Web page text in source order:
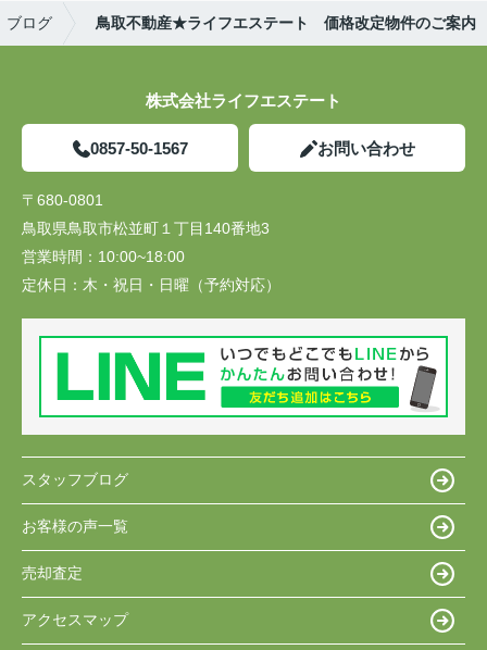
ブログ 鳥取不動産★ライフエステート 価格改定物件のご案内
株式会社ライフエステート
0857-50-1567 お問い合わせ
〒680-0801
鳥取県鳥取市松並町１丁目140番地3
営業時間： 10:00~18:00
定休日： 木・祝日・日曜（予約対応）
スタッフブログ
お客様の声一覧
売却査定
アクセスマップ